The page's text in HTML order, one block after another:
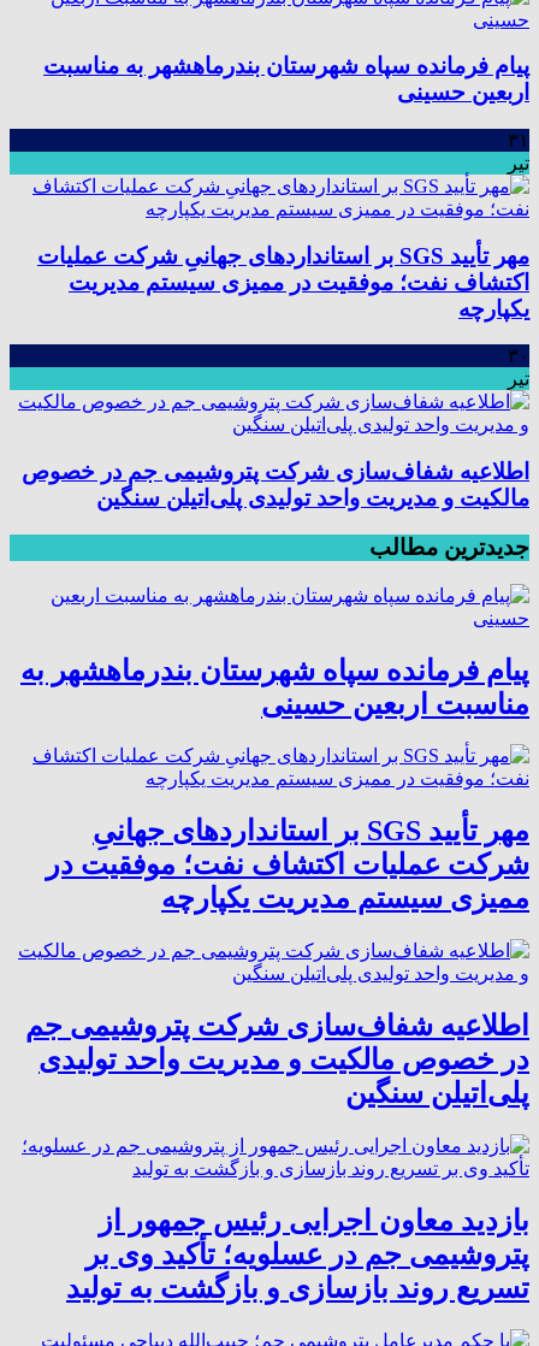
پیام فرمانده سپاه شهرستان بندرماهشهر به مناسبت
اربعین حسینی
۳۱
تیر
مهر تأیید SGS بر استانداردهای جهانیِ شرکت عملیات
اکتشاف نفت؛ موفقیت در ممیزی سیستم مدیریت
یکپارچه
۳۰
تیر
اطلاعیه شفاف‌سازی شرکت پتروشیمی جم در خصوص
مالکیت و مدیریت واحد تولیدی پلی‌اتیلن سنگین
جدیدترین مطالب
پیام فرمانده سپاه شهرستان بندرماهشهر به
مناسبت اربعین حسینی
مهر تأیید SGS بر استانداردهای جهانیِ
شرکت عملیات اکتشاف نفت؛ موفقیت در
ممیزی سیستم مدیریت یکپارچه
اطلاعیه شفاف‌سازی شرکت پتروشیمی جم
در خصوص مالکیت و مدیریت واحد تولیدی
پلی‌اتیلن سنگین
بازدید معاون اجرایی رئیس جمهور از
پتروشیمی جم در عسلویه؛ تأکید وی بر
تسریع روند بازسازی و بازگشت به تولید